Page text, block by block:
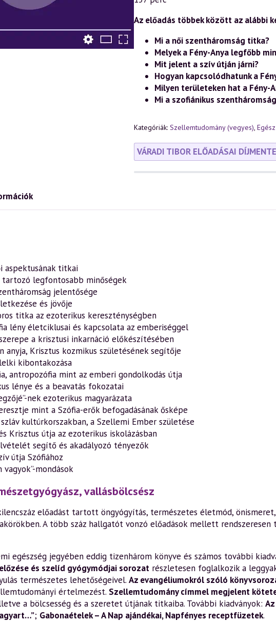
—
leplezetlen
Fény-
Anya
szerepe
ezoterikus
kereszténységben
Az előadás többek között az alábbi
Mi a női szentháromság titka?
Melyek a Fény-Anya legfőbb
Mit jelent a szív útján járni?
Hogyan kapcsolódhatunk a
Milyen területeken hat a Fény-
Mi a szofiánikus
Kategóriák: Szellemtudomány (vegyes),
VÁRADI TIBOR ELŐADÁSAI
aspektusának titkai
tartozó legfontosabb minőségek
jelentősége
és jövője
titka az ezoterikus kereszténységben
lény életciklusai és kapcsolata az emberiséggel
a krisztusi inkarnáció előkészítésében
anyja, Krisztus kozmikus születésének segítője
kibontakozása
antropozófia mint az emberi gondolkodás útja
lénye és a beavatás fokozatai
nek ezoterikus magyarázata
mint a Szófia-erők befogadásának ősképe
kultúrkorszakban, a Szellemi Ember születése
Krisztus útja az ezoterikus iskolázásban
segítő és akadályozó tényezők
útja Szófiához
vagyok”-mondások
vallásbölcsész
előadást tartott öngyógyítás, természetes életmód, önismeret,
A több száz hallgatót vonzó előadások mellett
egészség jegyében eddig tizenhárom könyve és számos további
és szelíd gyógymódjai sorozat részletesen foglalkozik a
természetes lehetőségeivel. Az evangéliumokról szóló
értelmezést. Szellemtudomány címmel megjelent
a bölcsesség és a szeretet útjának titkaiba. További kiadványok:
; Gabonaételek – A Nap ajándékai,Napfényes receptfüzetek.